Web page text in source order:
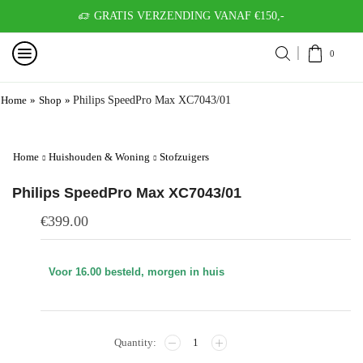
GRATIS VERZENDING VANAF €150,-
0
Home » Shop » Philips SpeedPro Max XC7043/01
Home Huishouden & Woning Stofzuigers
Philips SpeedPro Max XC7043/01
€399.00
Voor 16.00 besteld, morgen in huis